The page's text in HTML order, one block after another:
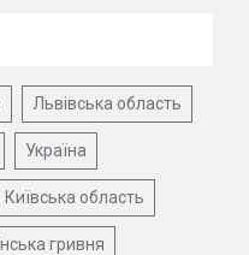
Львівська область
Україна
Київська область
гривня